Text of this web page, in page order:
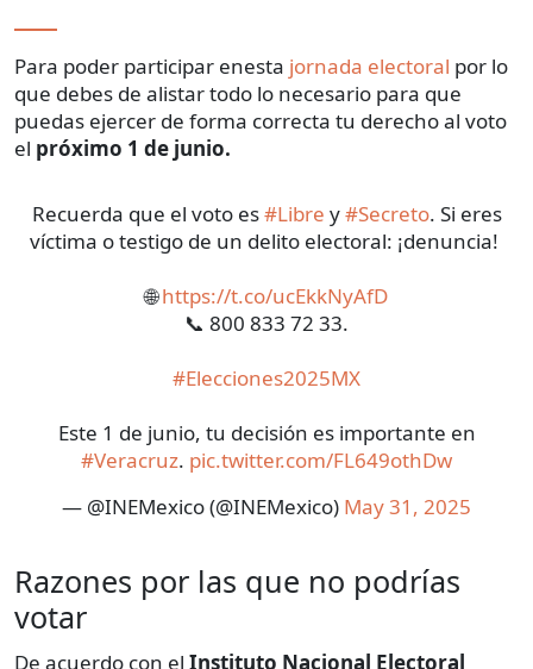
Para poder participar enesta jornada electoral por lo
que debes de alistar todo lo necesario para que
puedas ejercer de forma correcta tu derecho al voto
el próximo 1 de junio.
Recuerda que el voto es#Libre y#Secreto. Si eres
víctima o testigo de un delito electoral:​ ¡denuncia! ​
​🌐https://t.co/ucEkkNyAfD
📞 800 833 72 33.​
#Elecciones2025MX
​Este 1 de junio, tu decisión es importante en
#Veracruz. pic.twitter.com/FL649othDw
— @INEMexico (@INEMexico) May 31, 2025
Razones por las que no podrías
votar
De acuerdo con el Instituto Nacional Electoral